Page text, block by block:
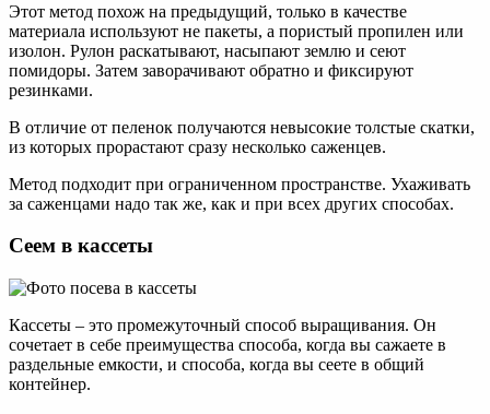
Этот метод похож на предыдущий, только в качестве
материала используют не пакеты, а пористый пропилен или
изолон. Рулон раскатывают, насыпают землю и сеют
помидоры. Затем заворачивают обратно и фиксируют
резинками.
В отличие от пеленок получаются невысокие толстые скатки,
из которых прорастают сразу несколько саженцев.
Метод подходит при ограниченном пространстве. Ухаживать
за саженцами надо так же, как и при всех других способах.
Сеем в кассеты
Кассеты – это промежуточный способ выращивания. Он
сочетает в себе преимущества способа, когда вы сажаете в
раздельные емкости, и способа, когда вы сеете в общий
контейнер.